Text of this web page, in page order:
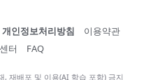
개인정보처리방침
이용약관
터
FAQ
재배포 및 이용(AI 학습 포함) 금지